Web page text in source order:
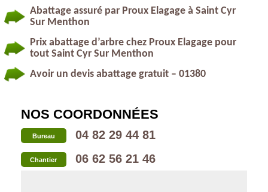
Abattage assuré par Proux Elagage à Saint Cyr
Sur Menthon
Prix abattage d’arbre chez Proux Elagage pour
tout Saint Cyr Sur Menthon
Avoir un devis abattage gratuit – 01380
NOS COORDONNÉES
Bureau 04 82 29 44 81
Chantier 06 62 56 21 46